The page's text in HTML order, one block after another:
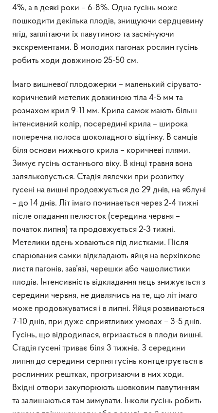
4%, а в деякі роки – 6-8%. Одна гусінь може
пошкодити декілька плодів, знищуючи сердцевину
ягід, заплітаючи їх павутиною та засмічуючи
экскрементами. В молодих пагонах рослин гусінь
робить ходи довжиною 25-50 см.
Імаго вишневої плодожерки – маленький сірувато-
коричневий метелик довжиною тіла 4-5 мм та
розмахом крил 9-11 мм. Крила самок мають більш
інтенсивний колір, посередині крила – широка
поперечна полоса шоколадного відтінку. В самців
біля основи нижнього крила – коричневі плями.
Зимує гусінь останнього віку. В кінці травня вона
заляльковується. Стадія лялечки при розвитку
гусені на вишні продовжується до 29 днів, на яблуні
– до 14 днів. Літ імаго починаеться через 2-4 тижні
післе опадання пелюсток (середина червня –
початок липня) та продовжується 2-3 тижні.
Метелики вдень ховаються під листками. Після
спарювания самки відкладають яйця на верхівкове
листя пагонів, зав’язі, черешки або чашолистики
плодів. Інтенсивність відкладання яєць знижується з
середини червня, не дивлячись на те, що літ імаго
може продовжуватися і в липні. Яйця розвиваються
7-10 днів, при дуже сприятливих умовах – 3-5 днів.
Гусінь, що відродилася, вгризається в плоди вишні.
Стадія гусені триває біля 3 тижнів. З середини
липня до середини серпня гусінь контцетрується в
рослинних рештках, прогризаючи в них ходи.
Вхідні отвори закупорюють шовковим павутинням
та залишаються там зимувати. Інколи гусінь робить